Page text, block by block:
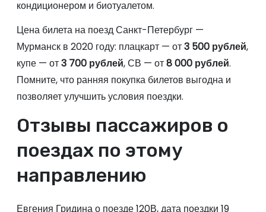
кондиционером и биотуалетом.
Цена билета на поезд Санкт-Петербург —
Мурманск в 2020 году: плацкарт — от3 500 рублей,
купе — от3 700 рублей, СВ — от8 000 рублей.
Помните, что ранняя покупка билетов выгодна и
позволяет улучшить условия поездки.
Отзывы пассажиров о
поездах по этому
направлению
Евгения Гридина о поезде 120В, дата поездки 19